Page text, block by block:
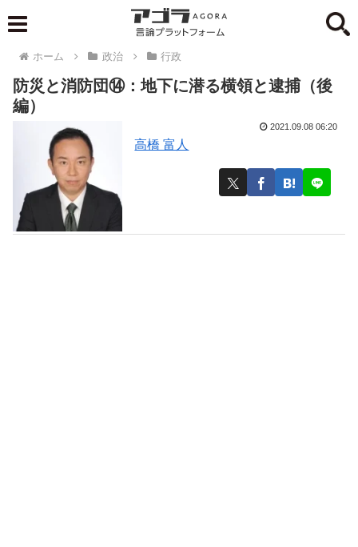
ホーム 政治 行政
防災と消防団⑭：地下に潜る横領と逮捕（後
編）
高橋 富人
2021.09.08 06:20